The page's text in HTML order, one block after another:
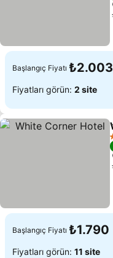
Başlangıç Fiyatı ₺2.003
Fiyatları görün: 2 site
Başlangıç Fiyatı ₺1.790
Fiyatları görün: 11 site